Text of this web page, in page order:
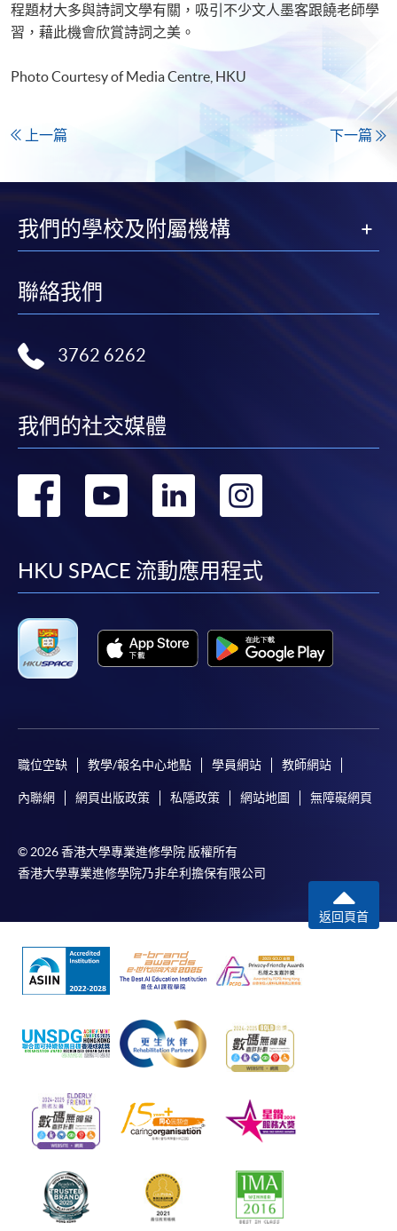
程題材大多與詩詞文學有關，吸引不少文人墨客跟饒老師學
習，藉此機會欣賞詩詞之美。
Photo Courtesy of Media Centre, HKU
上一篇 下一篇
我們的學校及附屬機構
聯絡我們
3762 6262
我們的社交媒體
轉
facebook
轉
youtube
轉
linkedin
轉
HKU SPACE 流動應用程式
職位空缺 教學/報名中心地點 學員網站 教師網站
內聯網 網頁出版政策 私隱政策 網站地圖 無障礙網頁
© 2026 香港大學專業進修學院 版權所有
香港大學專業進修學院乃非牟利擔保有限公司
返回頁首